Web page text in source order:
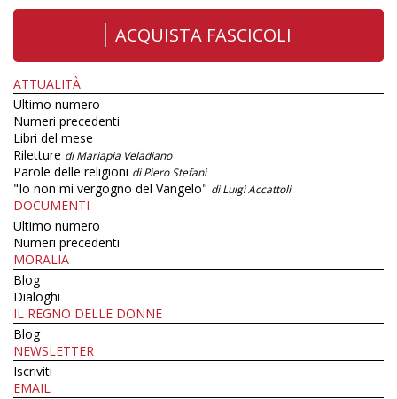
ACQUISTA FASCICOLI
ATTUALITÀ
Ultimo numero
Numeri precedenti
Libri del mese
Riletture di Mariapia Veladiano
Parole delle religioni di Piero Stefani
"Io non mi vergogno del Vangelo" di Luigi Accattoli
DOCUMENTI
Ultimo numero
Numeri precedenti
MORALIA
Blog
Dialoghi
IL REGNO DELLE DONNE
Blog
NEWSLETTER
Iscriviti
EMAIL